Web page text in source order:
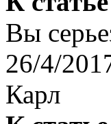
Вы
26/4/
Карл